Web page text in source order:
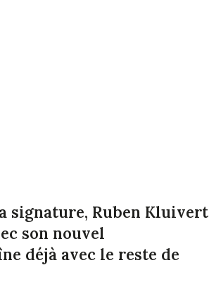
signature, Ruben Kluivert
son nouvel
déjà avec le reste de